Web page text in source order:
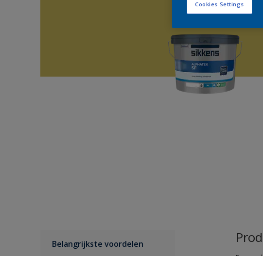
Belangrijkste voordelen
Cookies Settings